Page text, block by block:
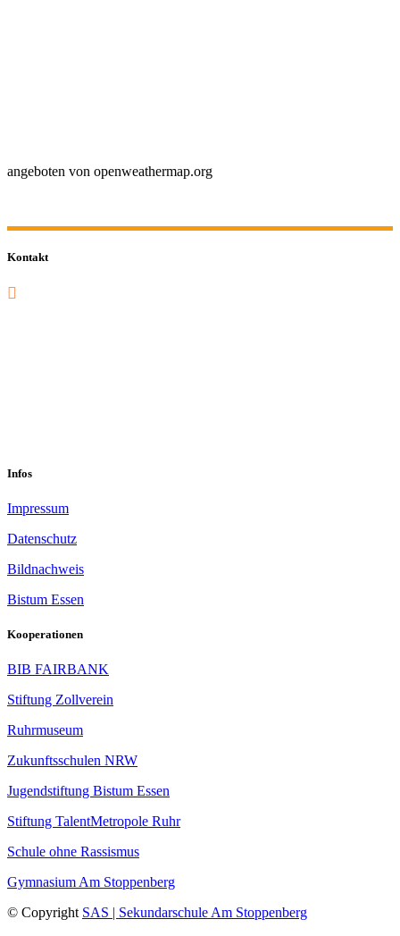
angeboten von openweathermap.org
Kontakt
Infos
Impressum
Datenschutz
Bildnachweis
Bistum Essen
Kooperationen
BIB FAIRBANK
Stiftung Zollverein
Ruhrmuseum
Zukunftsschulen NRW
Jugendstiftung Bistum Essen
Stiftung TalentMetropole Ruhr
Schule ohne Rassismus
Gymnasium Am Stoppenberg
© Copyright SAS | Sekundarschule Am Stoppenberg